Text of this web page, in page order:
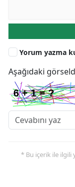
Yorum yazma
Aşağıdaki
* Bu içerik ile ilgili